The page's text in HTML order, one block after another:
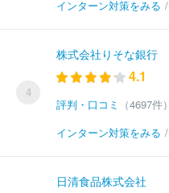
インターン対策をみる /
4
株式会社りそな銀行
4.1
評判・口コミ
（4697件）
インターン対策をみる /
日清食品株式会社